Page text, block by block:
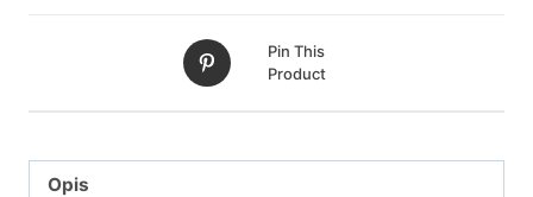
Pin This
Product
Opis